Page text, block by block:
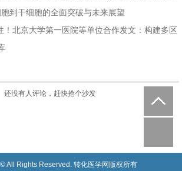
到干细胞的全面突破与未来展望
！北京大学第一医院等单位合作发文：构建多区
还没有人评论，赶快抢个沙发
All Rights Reserved. 转化医学网版权所有